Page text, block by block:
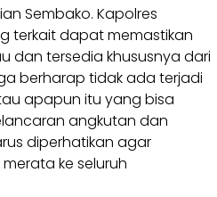
Sembako. Kapolres
terkait dapat memastikan
dan tersedia khususnya dari
berharap tidak ada terjadi
apapun itu yang bisa
angkutan dan
diperhatikan agar
ke seluruh